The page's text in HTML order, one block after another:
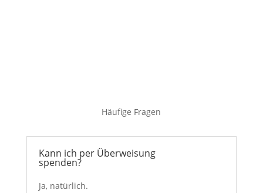
Häufige Fragen
Kann ich per Überweisung
spenden?
Ja, natürlich.